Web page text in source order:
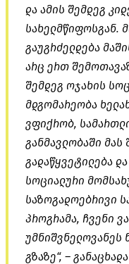
და ამის შემდეგ
სახელმწიფოსგან.
გაუგრძელდება
არც ერთ
შემდეგ ოჯახის
მდგომარეობა
ვფიქრობ,
განმავლობაში მას
გადაწყვეტილება
სოციალური
საზოგადოებრივი
პროგრამა, ჩვენი
უმნიშვნელოვანეს
გზაზე“, –